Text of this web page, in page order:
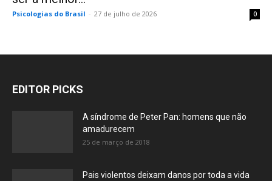
Psicologias do Brasil - 27 de julho de 2026 0
EDITOR PICKS
A síndrome de Peter Pan: homens que não
amadurecem
25 de março de 2018
Pais violentos deixam danos por toda a vida